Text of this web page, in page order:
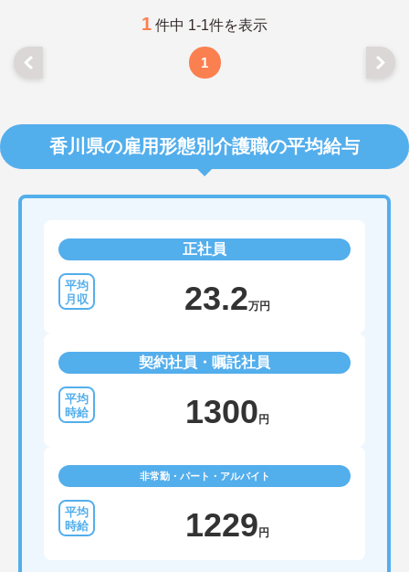
1 件中 1-1件を表示
1
香川県の雇用形態別介護職の平均給与
正社員
23.2万円
契約社員・嘱託社員
1300 円
非常勤・パート・アルバイト
1229 円